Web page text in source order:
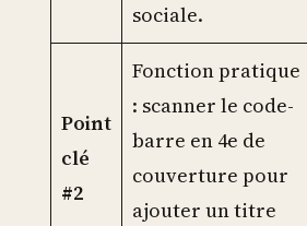
sociale.
Point
clé
#2
Fonction pratique
: scanner le code-
barre en 4e de
couverture pour
ajouter un titre